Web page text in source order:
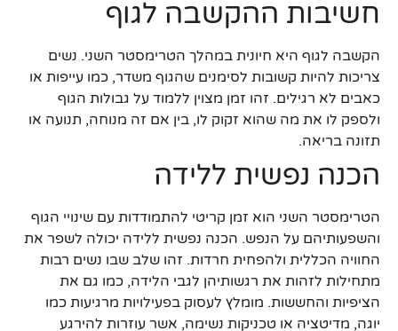
חשיבות ההקשבה לגוף
הקשבה לגוף היא חיונית במהלך הטרימסטר השני. נשים
צריכות להיות קשובות לסימנים שהגוף משדר, כמו עייפות או
כאבים לא רגילים. זהו זמן מצוין ללמוד על גבולות הגוף
ולספק לו את מה שהוא זקוק לו, בין אם זה מנוחה, תנועה או
תזונה בריאה.
הכנה נפשית ללידה
הטרימסטר השני הוא זמן קריטי להתמודדות עם שינויי הגוף
והשפעותיהם על הנפש. הכנה נפשית ללידה יכולה לשפר את
החוויה הכללית ולהפחית חרדות. זהו שלב שבו נשים רבות
מתחילות לזהות את רגשותיהן לגבי הלידה, כמו גם את
הציפיות והחששות. מומלץ לעסוק בפעילויות מרגיעות כמו
יוגה, מדיטציה או טכניקות נשימה, אשר עוזרות להירגע